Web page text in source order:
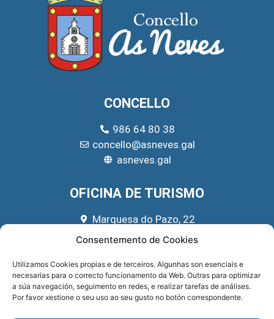
Consentemento de Cookies
Utilizamos Cookies propias e de terceiros. Algunhas son esenciais e
necesarias para o correcto funcionamento da Web. Outras para optimizar
a súa navegación, seguimento en redes, e realizar tarefas de análises.
Por favor xestione o seu uso ao seu gusto no botón correspondente.
CONCELLO
986 64 80 38
concello@asneves.gal
asneves.gal
OFICINA DE TURISMO
Marquesa do Pazo, 22
666 39 45 65
REDES SOCIAIS